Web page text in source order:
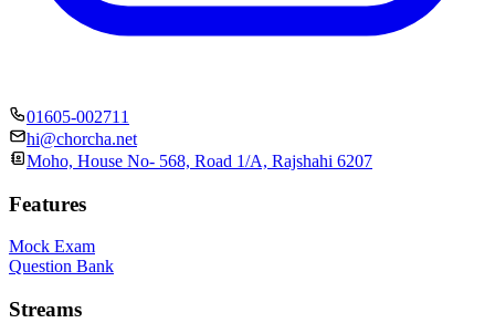
01605-002711
hi@chorcha.net
Moho, House No- 568, Road 1/A, Rajshahi 6207
Features
Mock Exam
Question Bank
Streams